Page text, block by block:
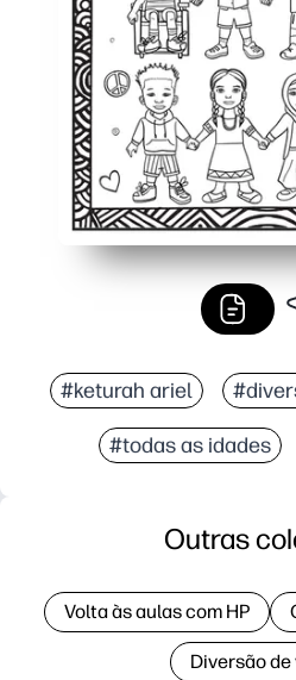
#keturah ariel
#todas as idades
Outras
Volta às aulas com HP
Diversão de